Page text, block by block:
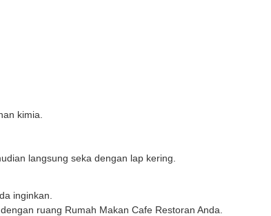
kimia.
langsung seka dengan lap kering.
inginkan.
ruang Rumah Makan Cafe Restoran Anda.